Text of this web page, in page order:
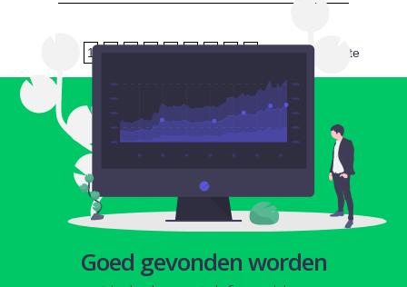
1 volgende laatste
Goed gevonden worden